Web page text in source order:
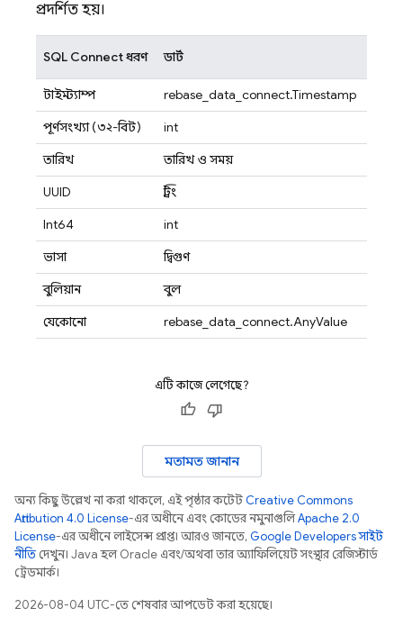
প্রদর্শিত হয়।
SQL Connectধরণ ডার্ট
টাইমস্ট্যাম্প
firebase_data_connect.Timestamp
পূর্ণসংখ্যা (৩২-বিট)
int
তারিখ
তারিখ ও সময়
UUID
স্ট্রিং
Int64
int
ভাসা
দ্বিগুণ
বুলিয়ান
বুল
যেকোনো
firebase_data_connect.AnyValue
এটি কাজে লেগেছে?
মতামত জানান
অন্য কিছু উল্লেখ না করা থাকলে, এই পৃষ্ঠার কন্টেন্টCreative Commons
Attribution 4.0 License-এর অধীনে এবং কোডের নমুনাগুলিApache 2.0
License-এর অধীনে লাইসেন্স প্রাপ্ত। আরও জানতে,Google Developers সাইট
নীতি দেখুন। Java হল Oracle এবং/অথবা তার অ্যাফিলিয়েট সংস্থার রেজিস্টার্ড
ট্রেডমার্ক।
2026-08-04 UTC-তে শেষবার আপডেট করা হয়েছে।